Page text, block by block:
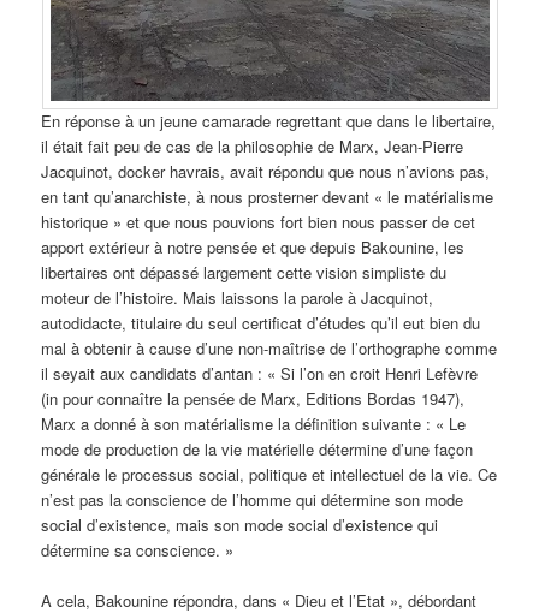
En réponse à un jeune camarade regrettant que dans le libertaire,
il était fait peu de cas de la philosophie de Marx, Jean-Pierre
Jacquinot, docker havrais, avait répondu que nous n’avions pas,
en tant qu’anarchiste, à nous prosterner devant « le matérialisme
historique » et que nous pouvions fort bien nous passer de cet
apport extérieur à notre pensée et que depuis Bakounine, les
libertaires ont dépassé largement cette vision simpliste du
moteur de l’histoire. Mais laissons la parole à Jacquinot,
autodidacte, titulaire du seul certificat d’études qu’il eut bien du
mal à obtenir à cause d’une non-maîtrise de l’orthographe comme
il seyait aux candidats d’antan : « Si l’on en croit Henri Lefèvre
(in pour connaître la pensée de Marx, Editions Bordas 1947),
Marx a donné à son matérialisme la définition suivante : « Le
mode de production de la vie matérielle détermine d’une façon
générale le processus social, politique et intellectuel de la vie. Ce
n’est pas la conscience de l’homme qui détermine son mode
social d’existence, mais son mode social d’existence qui
détermine sa conscience. »
A cela, Bakounine répondra, dans « Dieu et l’Etat », débordant